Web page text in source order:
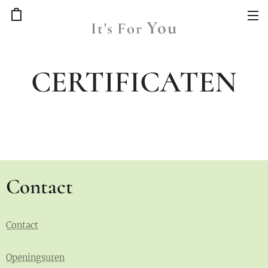
It's For You
CERTIFICATEN
Contact
Contact
Openingsuren